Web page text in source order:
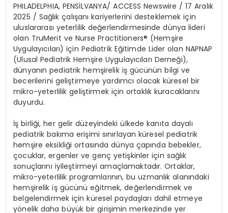
PHILADELPHIA, PENSİLVANYA/ACCESS Newswire / 17 Aralık
2025 / Sağlıkçalışanıkariyerlerini desteklemek için
uluslararası yeterlilik değerlendirmesinde dünya lideri
olan TruMerit ve Nurse Practitioners® (Hemşire
Uygulayıcıları) için Pediatrik Eğitimde Lider olan NAPNAP
(Ulusal Pediatrik Hemşire Uygulayıcıları Derneği),
dünyanın pediatrik hemşirelik iş gücünün bilgi ve
becerilerini geliştirmeye yardımcıolacak küresel bir
mikro-yeterlilik geliştirmek için ortaklık kuracaklarını
duyurdu.
İşbirliği, her gelir düzeyindekiülkede kanıta dayalı
pediatrik bakıma erişimi sınırlayan küresel pediatrik
hemşire eksikliği ortasında dünya çapında bebekler,
çocuklar, ergenler ve genç yetişkinler için sağlık
sonuçlarını iyileştirmeyi amaçlamaktadır. Ortaklar,
mikro-yeterlilik programlarının, bu uzmanlık alanındaki
hemşirelik iş gücünüeğitmek, değerlendirmek ve
belgelendirmek için küresel paydaşları dahil etmeye
yönelik daha büyük bir girişimin merkezinde yer